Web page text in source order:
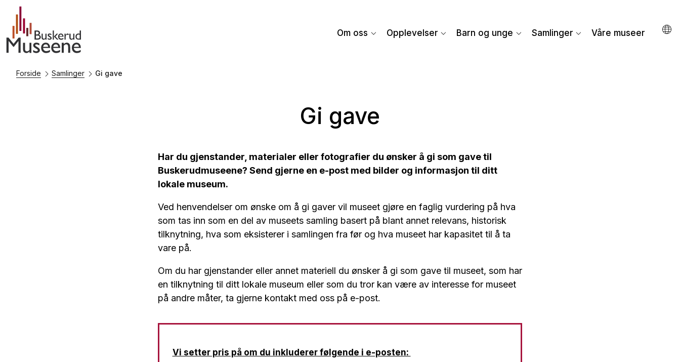
Om oss Opplevelser Barn og unge Samlinger Våre museer
Forside Samlinger Gi gave
Gi gave
Har du gjenstander, materialer eller fotografier du ønsker å gi som gave til
Buskerudmuseene? Send gjerne en e-post med bilder og informasjon til ditt
lokale museum.
Ved henvendelser om ønske om å gi gaver vil museet gjøre en faglig vurdering på hva
som tas inn som en del av museets samling basert på blant annet relevans, historisk
tilknytning, hva som eksisterer i samlingen fra før og hva museet har kapasitet til å ta
vare på.
Om du har gjenstander eller annet materiell du ønsker å gi som gave til museet, som har
en tilknytning til ditt lokale museum eller som du tror kan være av interesse for museet
på andre måter, ta gjerne kontakt med oss på e-post.
Vi setter pris på om du inkluderer følgende i e-posten: